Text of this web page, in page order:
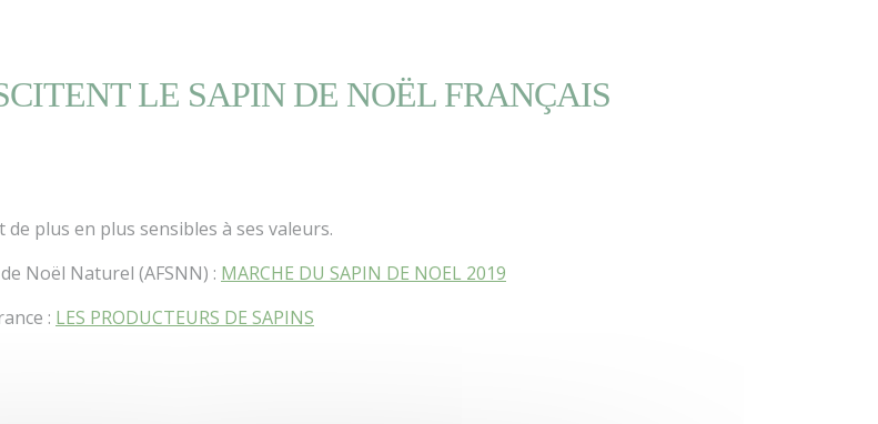
LE SAPIN DE NOËL FRANÇAIS
plus en plus sensibles à ses valeurs.
Noël Naturel (AFSNN) : MARCHE DU SAPIN DE NOEL 2019
: LES PRODUCTEURS DE SAPINS